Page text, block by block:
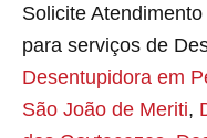
Solicite
para serviços de
Desentupidora em
São João de Meriti,